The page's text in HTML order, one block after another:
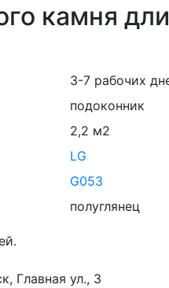
камня
3-7 рабочих
подоконник
2,2 м2
LG
G053
полуглянец
Главная ул., 3